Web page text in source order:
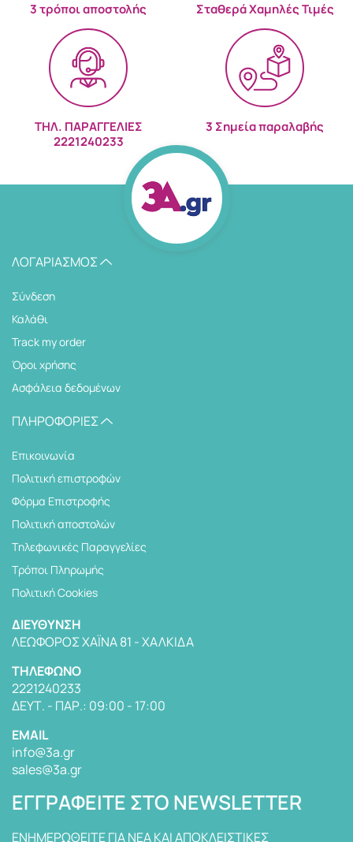
3 τρόποι αποστολής Σταθερά Χαμηλές Τιμές
ΤΗΛ. ΠΑΡΑΓΓΕΛΙΕΣ
2221240233
3 Σημεία παραλαβής
ΛΟΓΑΡΙΑΣΜΌΣ
Σύνδεση
Καλάθι
Track my order
Όροι χρήσης
Ασφάλεια δεδομένων
ΠΛΗΡΟΦΟΡΊΕΣ
Επικοινωνία
Πολιτική επιστροφών
Φόρμα Επιστροφής
Πολιτική αποστολών
Tηλεφωνικές Παραγγελίες
Τρόποι Πληρωμής
Πολιτική Cookies
ΔΙΕΎΘΥΝΣΗ
ΛΕΩΦΌΡΟΣ ΧΑΪΝΆ 81 - ΧΑΛΚΊΔΑ
TΗΛΈΦΩΝΟ
2221240233
ΔΕΥΤ. - ΠΑΡ.: 09:00 - 17:00
EMAIL
info@3a.gr
sales@3a.gr
ΕΓΓΡΑΦΕΊΤΕ ΣΤΟ NEWSLETTER
ΕΝΗΜΕΡΩΘΕΙΤΕ ΓΙΑ ΝΕΑ ΚΑΙ ΑΠΟΚΛΕΙΣΤΙΚΕΣ